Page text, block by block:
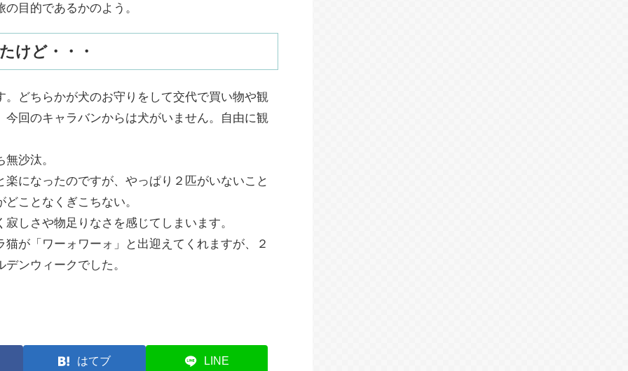
目的であるかのよう。
けど・・・
どちらかが犬のお守りをして交代で買い物や観
回のキャラバンからは犬がいません。自由に観
沙汰。
になったのですが、やっぱり２匹がいないこと
ことなくぎこちない。
しさや物足りなさを感じてしまいます。
が「ワーォワーォ」と出迎えてくれますが、２
ンウィークでした。
はてブ LINE